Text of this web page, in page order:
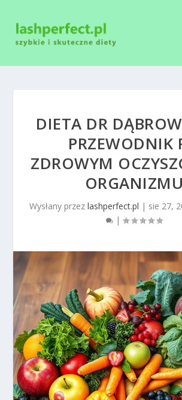
DIETA DR
PRZEWODNIK
ZDROWYM
ORGANIZMU
Wysłany przez lashperfect.pl | sie 27,
|